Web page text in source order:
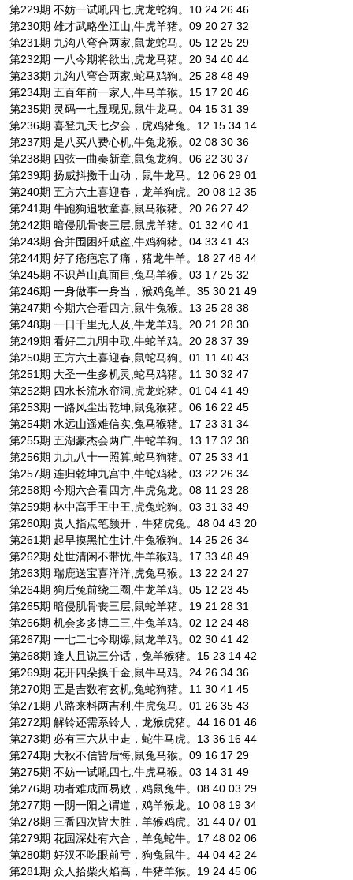
第229期 不妨一试吼四七,虎龙蛇狗。10 24 26 46
第230期 雄才武略坐江山,牛虎羊猪。09 20 27 32
第231期 九沟八弯合两家,鼠龙蛇马。05 12 25 29
第232期 一八今期将欲出,虎龙马猪。20 34 40 44
第233期 九沟八弯合两家,蛇马鸡狗。25 28 48 49
第234期 五百年前一家人,牛马羊猴。15 17 20 46
第235期 灵码一七显现见,鼠牛龙马。04 15 31 39
第236期 喜登九天七夕会，虎鸡猪兔。12 15 34 14
第237期 是八买八费心机,牛兔龙猴。02 08 30 36
第238期 四弦一曲奏新章,鼠兔龙狗。06 22 30 37
第239期 扬威抖擞千山动，鼠牛龙马。12 06 29 01
第240期 五方六土喜迎春，龙羊狗虎。20 08 12 35
第241期 牛跑狗追牧童喜,鼠马猴猪。20 26 27 42
第242期 暗侵肌骨丧三层,鼠虎羊猪。01 32 40 41
第243期 合并围困歼贼盗,牛鸡狗猪。04 33 41 43
第244期 好了疮疤忘了痛，猪龙牛羊。18 27 48 44
第245期 不识芦山真面目,兔马羊猴。03 17 25 32
第246期 一身做事一身当，猴鸡兔羊。35 30 21 49
第247期 今期六合看四方,鼠牛兔猴。13 25 28 38
第248期 一日千里无人及,牛龙羊鸡。20 21 28 30
第249期 看好二九明中取,牛蛇羊鸡。20 28 37 39
第250期 五方六土喜迎春,鼠蛇马狗。01 11 40 43
第251期 大圣一生多机灵,蛇马鸡猪。11 30 32 47
第252期 四水长流水帘洞,虎龙蛇猪。01 04 41 49
第253期 一路风尘出乾坤,鼠兔猴猪。06 16 22 45
第254期 水远山遥难信实,兔马猴猪。17 23 31 34
第255期 五湖豪杰会两广,牛蛇羊狗。13 17 32 38
第256期 九九八十一照算,蛇马狗猪。07 25 33 41
第257期 连归乾坤九宫中,牛蛇鸡猪。03 22 26 34
第258期 今期六合看四方,牛虎兔龙。08 11 23 28
第259期 林中高手王中王,虎兔蛇狗。03 31 33 49
第260期 贵人指点笔颜开，牛猪虎兔。48 04 43 20
第261期 起早摸黑忙生计,牛兔猴狗。14 25 26 34
第262期 处世清闲不带忧,牛羊猴鸡。17 33 48 49
第263期 瑞鹿送宝喜洋洋,虎兔马猴。13 22 24 27
第264期 狗后兔前绕二圈,牛龙羊鸡。05 12 23 45
第265期 暗侵肌骨丧三层,鼠蛇羊猪。19 21 28 31
第266期 机会多多博二三,牛兔羊鸡。02 12 24 48
第267期 一七二七今期爆,鼠龙羊鸡。02 30 41 42
第268期 逢人且说三分话，兔羊猴猪。15 23 14 42
第269期 花开四朵换千金,鼠牛马鸡。24 26 34 36
第270期 五是吉数有玄机,兔蛇狗猪。11 30 41 45
第271期 八路来料两吉利,牛虎兔马。01 26 35 43
第272期 解铃还需系铃人，龙猴虎猪。44 16 01 46
第273期 必有三六从中走，蛇牛马虎。13 36 16 44
第274期 大秋不信皆后悔,鼠兔马猴。09 16 17 29
第275期 不妨一试吼四七,牛虎马猴。03 14 31 49
第276期 功者难成而易败，鸡鼠兔牛。08 40 03 29
第277期 一阴一阳之谓道，鸡羊猴龙。10 08 19 34
第278期 三番四次皆大胜，羊猴鸡虎。31 44 07 01
第279期 花园深处有六合，羊兔蛇牛。17 48 02 06
第280期 好汉不吃眼前亏，狗兔鼠牛。44 04 42 24
第281期 众人拾柴火焰高，牛猪羊猴。19 24 45 06